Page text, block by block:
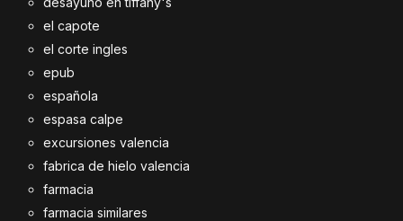
el capote
el corte ingles
epub
española
espasa calpe
excursiones valencia
fabrica de hielo valencia
farmacia
farmacia similares